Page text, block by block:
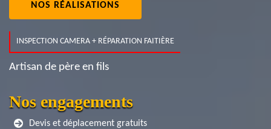
NOS RÉALISATIONS
INSPECTION CAMERA + RÉPARATION FAITIÈRE
Artisan de père en fils
Nos engagements
Devis et déplacement gratuits